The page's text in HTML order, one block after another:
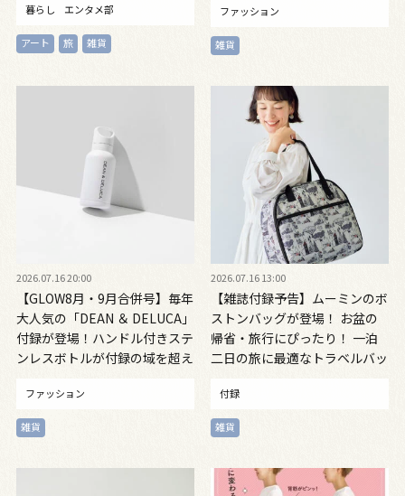
暮らし エンタメ部
アート 旅 雑貨
ファッション
雑貨
2026.07.16 20:00
【GLOW8月・9月合併号】毎年
大人気の「DEAN ＆ DELUCA」
付録が登場！ハンドル付きステ
ンレスボトルが付録の域を超え
ファッション
雑貨
2026.07.16 13:00
【雑誌付録予告】ムーミンのボ
ストンバッグが登場！ お盆の
帰省・旅行にぴったり！ 一泊
二日の旅に最適なトラベルバッ
付録
雑貨